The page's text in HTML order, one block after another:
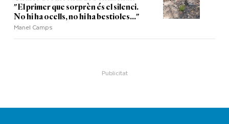
"El primer que sorprèn és el silenci.
No hi ha ocells, no hi ha bestioles..."
Manel Camps